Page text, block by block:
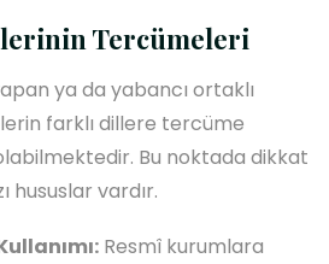
Tercümeleri
ya da yabancı ortaklı
farklı dillere tercüme
Bu noktada dikkat
hususlar vardır.
Resmî kurumlara